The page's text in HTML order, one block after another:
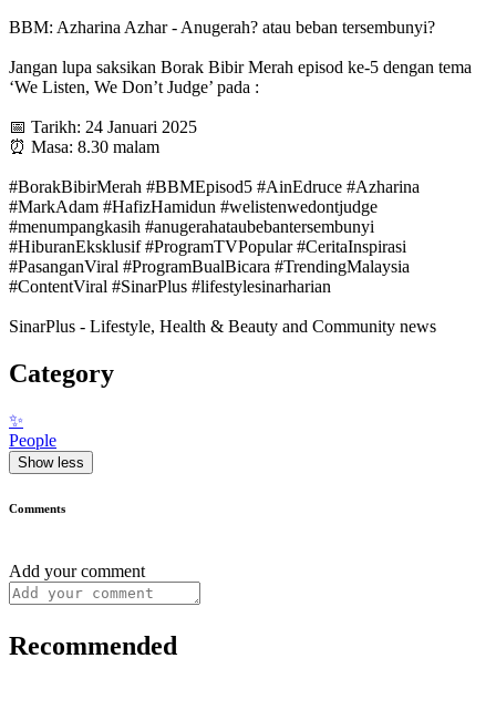
BBM: Azharina Azhar - Anugerah? atau beban tersembunyi?
Jangan lupa saksikan Borak Bibir Merah episod ke-5 dengan tema
‘We Listen, We Don’t Judge’ pada :
📅 Tarikh: 24 Januari 2025
⏰ Masa: 8.30 malam
#BorakBibirMerah #BBMEpisod5 #AinEdruce #Azharina
#MarkAdam #HafizHamidun #welistenwedontjudge
#menumpangkasih #anugerahataubebantersembunyi
#HiburanEksklusif #ProgramTVPopular #CeritaInspirasi
#PasanganViral #ProgramBualBicara #TrendingMalaysia
#ContentViral #SinarPlus #lifestylesinarharian
SinarPlus - Lifestyle, Health & Beauty and Community news
Category
✨
People
Show less
Comments
Add your comment
Recommended